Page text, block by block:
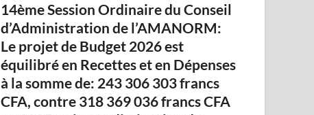
14ème Session Ordinaire du Conseil
d’Administration de l’AMANORM:
Le projet de Budget 2026 est
équilibré en Recettes et en Dépenses
à la somme de: 243 306 303 francs
CFA, contre 318 369 036 francs CFA